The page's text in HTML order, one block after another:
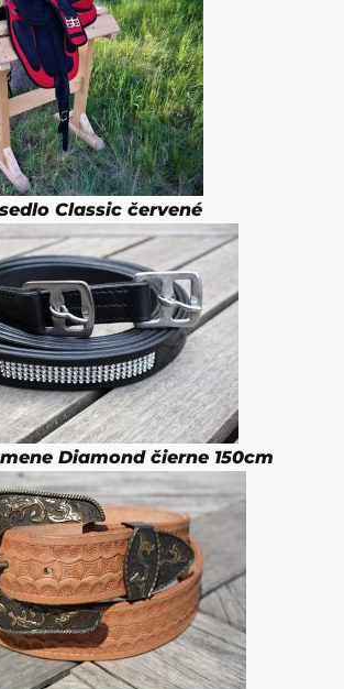
Classic červené
Diamond čierne 150cm